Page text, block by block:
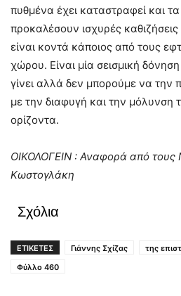
πυθμένα έχει καταστραφεί και
προκαλέσουν ισχυρές
είναι κοντά κάποιος από τους
χώρου. Είναι μία σεισμική
γίνει αλλά δεν μπορούμε να την
με την διαφυγή και την μόλυνση
ορίζοντα.
ΟΙΚΟΛΟΓΕΙΝ : Αναφορά από
Κωστογλάκη
Σχόλια
ΕΤΙΚΕΤΕΣ Γιάννης Σχίζας
της
Φύλλο 460